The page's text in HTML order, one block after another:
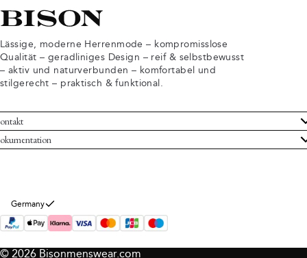
Lässige, moderne Herrenmode – kompromisslose
Qualität – geradliniges Design – reif & selbstbewusst
– aktiv und naturverbunden – komfortabel und
stilgerecht – praktisch & funktional.
Bison
Geschäftsbedingungen
Informationen
Germany
© 2026 Bisonmenswear.com